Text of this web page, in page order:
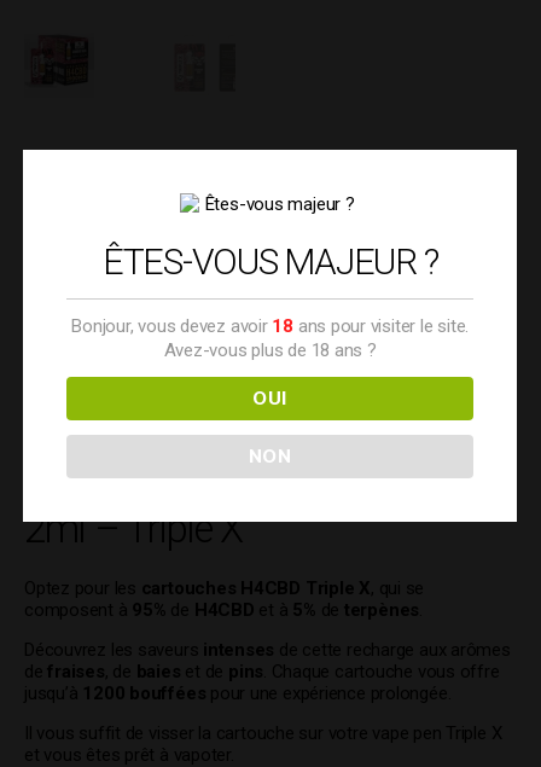
THCP – STRAWBERRY
DIESEL
– STRAWBERRY DIESEL –
2ml – Triple X
Optez pour les cartouches H4CBD Triple X, qui se
composent à 95% de H4CBD et à 5% de terpènes
Découvrez les saveurs intenses de cette recharge aux arômes
defraises, de baies et de pins . Chaque cartouche vous offre
jusqu’à 1200 bouffées pour une expérience prolongée.
Il vous suffit de visser la cartouche sur votre vape pen Triple X
et vous êtes prêt à vapoter.
ÊTES-VOUS MAJEUR ?
Bonjour, vous devez avoir 18 ans pour visiter le site.
Avez-vous plus de 18 ans ?
OUI
NON